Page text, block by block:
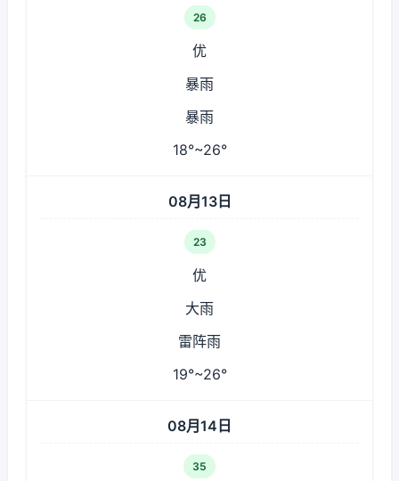
26
优
暴雨
暴雨
18°~26°
08月13日
23
优
大雨
雷阵雨
19°~26°
08月14日
35